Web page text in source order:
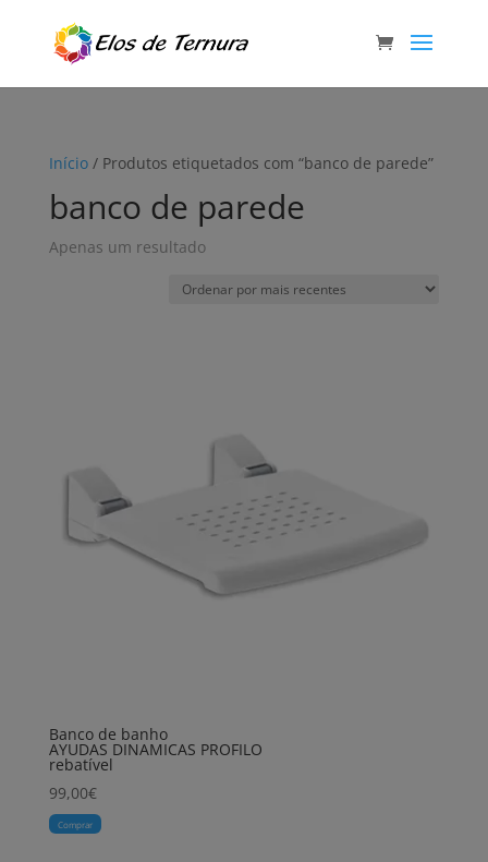
Início/ Produtos etiquetados com “banco de parede”
banco de parede
Apenas um resultado
Banco de banho
AYUDAS DINAMICAS PROFILO
rebatível
99,00€
Comprar